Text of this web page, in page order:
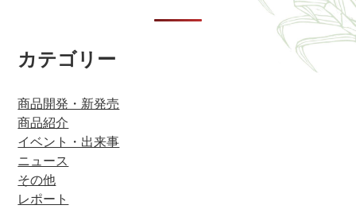
カテゴリー
商品開発・新発売
商品紹介
イベント・出来事
ニュース
その他
レポート